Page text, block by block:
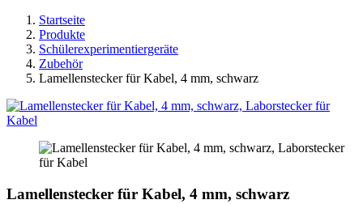
Startseite
Produkte
Schülerexperimentiergeräte
Zubehör
Lamellenstecker für Kabel, 4 mm, schwarz
Lamellenstecker für Kabel, 4 mm, schwarz